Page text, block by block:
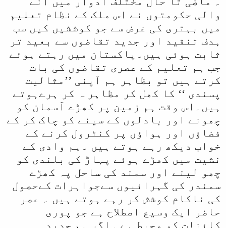
ن
و
ا
والی حکومتوں نے اس ملک کے نظام تعلیم
میں بہتری کی غرض سے جو کوششیں کیں سب
ہدف تنقید اور جدید تقاضوں سے بعید تر
ثابت ہوئی ہیں۔پاکستان میں رہتے ہوئے
جب ہم تعلیم کے عصری تقاضوں کی بات
کرتے ہیں تو بظاہر ہم آپنی ’’مثالیت
پسندی ‘‘ کا کھل کر مظاہر ہ کر ہرےہوتے
ہیں۔اس وقت ہم زمین پر کھڑے آسمان کو
چھونے اور بادلوں کے سینے کو چاک کر کے
فضاؤں اور ہواؤں پر کنٹرول کرنے کے
خواب دیکھ رہے ہوتے ہیں ۔ہم وادی کے
نشیت میں کھڑے ہوئے پہاڑ کی بلندی کو
چھو لینے اور سمند کی ساحل پہ کھڑے
سمندر کی گہرائیوں سےجواہرات کےحصول
کی ناکام کوشش کر رہے ہوتے ہیں ۔ عصر
حاضر ایک وسیع اصطلاح ہے جو پوری
کائنات کو محیط ہے ۔اگر ہم جدید